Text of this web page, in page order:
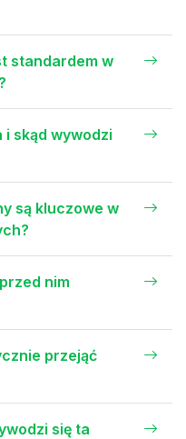
standardem w
i skąd wywodzi
są kluczowe w
nim
przejąć
się ta